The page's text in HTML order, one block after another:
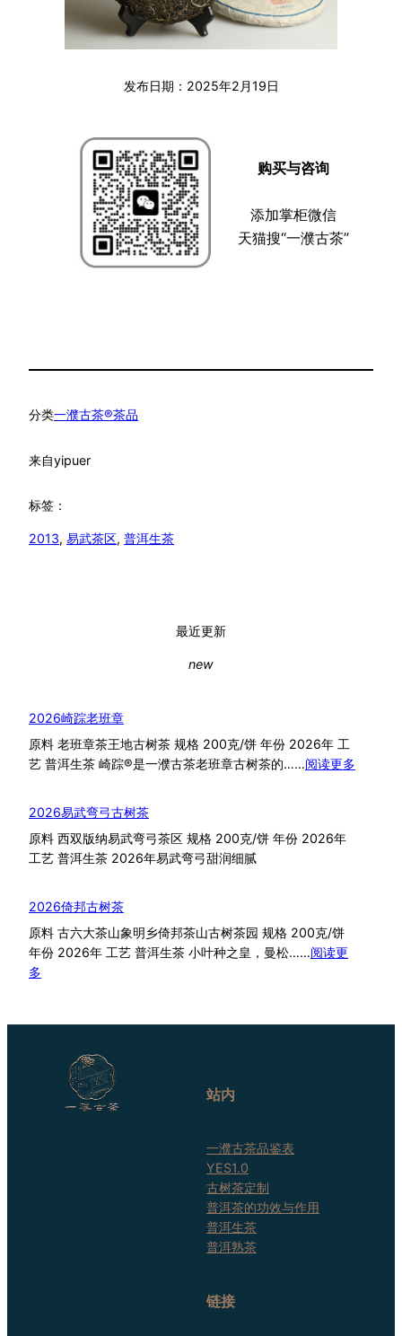
发布日期： 2025年2月19日
购买与咨询
添加掌柜微信
天猫搜“一濮古茶”
分类一濮古茶®茶品
来自yipuer
标签：
2013, 易武茶区, 普洱生茶
最近更新
new
2026崎踪老班章
原料 老班章茶王地古树茶 规格 200克/饼 年份 2026年 工
艺 普洱生茶 崎踪®是一濮古茶老班章古树茶的……阅读更多
2026易武弯弓古树茶
原料 西双版纳易武弯弓茶区 规格 200克/饼 年份 2026年
工艺 普洱生茶 2026年易武弯弓甜润细腻
2026倚邦古树茶
原料 古六大茶山象明乡倚邦茶山古树茶园 规格 200克/饼
年份 2026年 工艺 普洱生茶 小叶种之皇，曼松……阅读更
多
站内
一濮古茶品鉴表
YES1.0
古树茶定制
普洱茶的功效与作用
普洱生茶
普洱熟茶
链接